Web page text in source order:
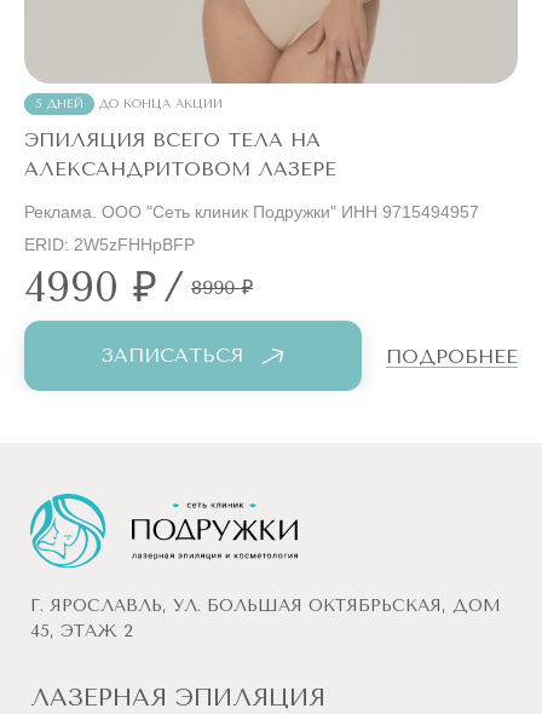
5 ДНЕЙ ДО КОНЦА АКЦИИ
ЭПИЛЯЦИЯ ВСЕГО ТЕЛА НА
АЛЕКСАНДРИТОВОМ ЛАЗЕРЕ
4990 ₽/ 8990 ₽
Реклама. ООО "Сеть клиник Подружки" ИНН 9715494957
ERID: 2W5zFHHpBFP
ЗАПИСАТЬСЯ ПОДРОБНЕЕ
Г. ЯРОСЛАВЛЬ, УЛ. БОЛЬШАЯ ОКТЯБРЬСКАЯ, ДОМ
45, ЭТАЖ 2
ЛАЗЕРНАЯ ЭПИЛЯЦИЯ